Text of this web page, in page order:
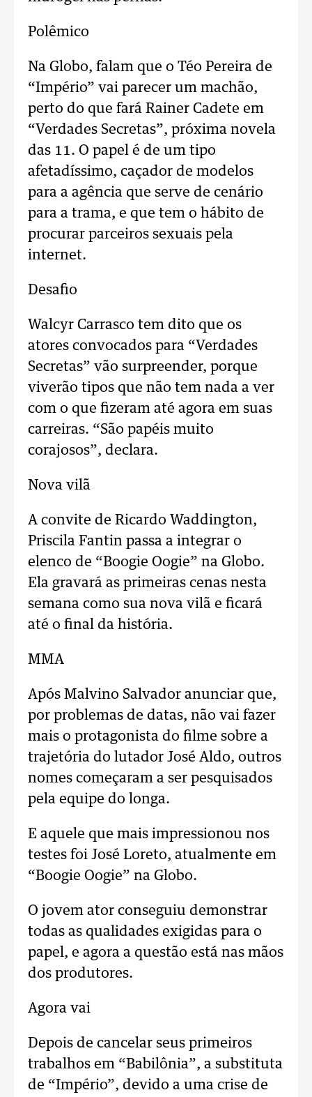
Polêmico
Na Globo, falam que o Téo Pereira de
“Império” vai parecer um machão,
perto do que fará Rainer Cadete em
“Verdades Secretas”, próxima novela
das 11. O papel é de um tipo
afetadíssimo, caçador de modelos
para a agência que serve de cenário
para a trama, e que tem o hábito de
procurar parceiros sexuais pela
internet.
Desafio
Walcyr Carrasco tem dito que os
atores convocados para “Verdades
Secretas” vão surpreender, porque
viverão tipos que não tem nada a ver
com o que fizeram até agora em suas
carreiras. “São papéis muito
corajosos”, declara.
Nova vilã
A convite de Ricardo Waddington,
Priscila Fantin passa a integrar o
elenco de “Boogie Oogie” na Globo.
Ela gravará as primeiras cenas nesta
semana como sua nova vilã e ficará
até o final da história.
MMA
Após Malvino Salvador anunciar que,
por problemas de datas, não vai fazer
mais o protagonista do filme sobre a
trajetória do lutador José Aldo, outros
nomes começaram a ser pesquisados
pela equipe do longa.
E aquele que mais impressionou nos
testes foi José Loreto, atualmente em
“Boogie Oogie” na Globo.
O jovem ator conseguiu demonstrar
todas as qualidades exigidas para o
papel, e agora a questão está nas mãos
dos produtores.
Agora vai
Depois de cancelar seus primeiros
trabalhos em “Babilônia”, a substituta
de “Império”, devido a uma crise de